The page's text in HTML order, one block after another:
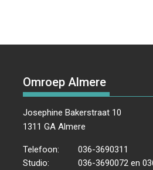
Omroep Almere
Josephine Bakerstraat 10
1311 GA Almere
Telefoon:
036-3690311
Studio:
036-3690072 en